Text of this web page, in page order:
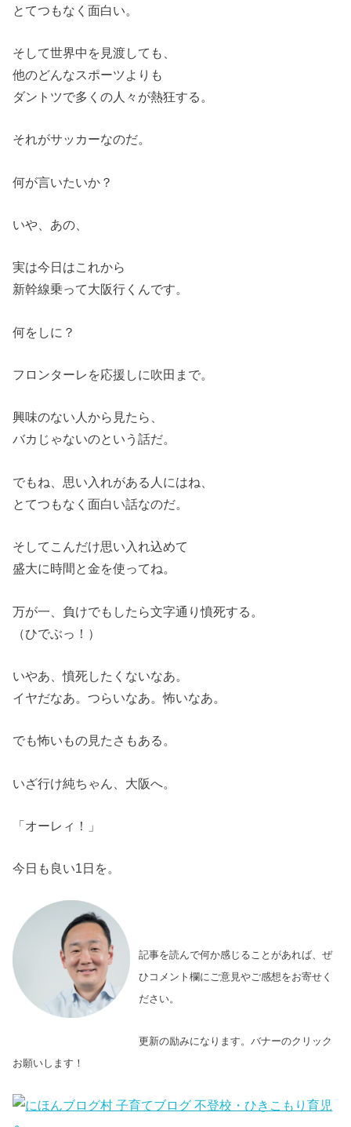
とてつもなく面白い。
そして世界中を見渡しても、
他のどんなスポーツよりも
ダントツで多くの人々が熱狂する。
それがサッカーなのだ。
何が言いたいか？
いや、あの、
実は今日はこれから
新幹線乗って大阪行くんです。
何をしに？
フロンターレを応援しに吹田まで。
興味のない人から見たら、
バカじゃないのという話だ。
でもね、思い入れがある人にはね、
とてつもなく面白い話なのだ。
そしてこんだけ思い入れ込めて
盛大に時間と金を使ってね。
万が一、負けでもしたら文字通り憤死する。
（ひでぶっ！）
いやあ、憤死したくないなあ。
イヤだなあ。つらいなあ。怖いなあ。
でも怖いもの見たさもある。
いざ行け純ちゃん、大阪へ。
「オーレィ！」
今日も良い1日を。
記事を読んで何か感じることがあれば、ぜ
ひコメント欄にご意見やご感想をお寄せく
ださい。
更新の励みになります。バナーのクリック
お願いします！